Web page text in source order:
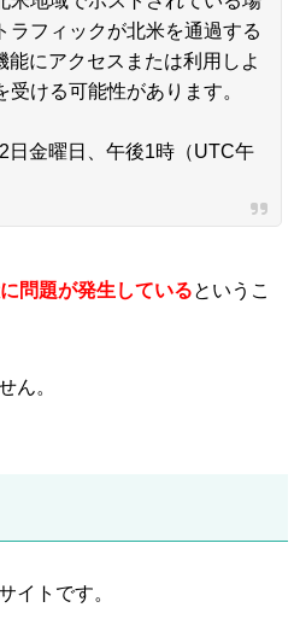
ラフィックが北米を通過する
能にアクセスまたは利用しよ
ける可能性があります。
日金曜日、午後1時（UTC午
問題が発生しているというこ
ん。
イトです。